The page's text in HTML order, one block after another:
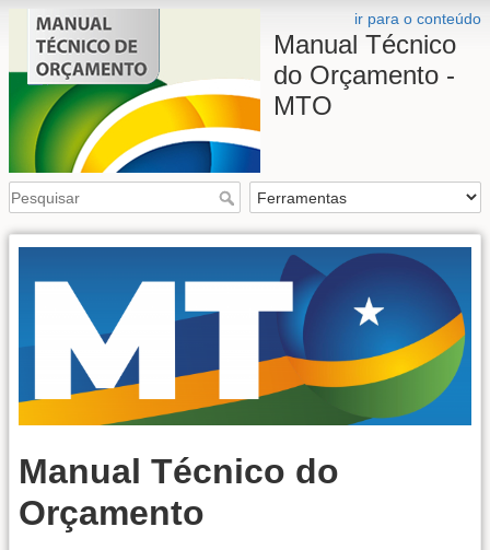
ir para o conteúdo
Manual Técnico
do Orçamento -
MTO
Manual Técnico do
Orçamento